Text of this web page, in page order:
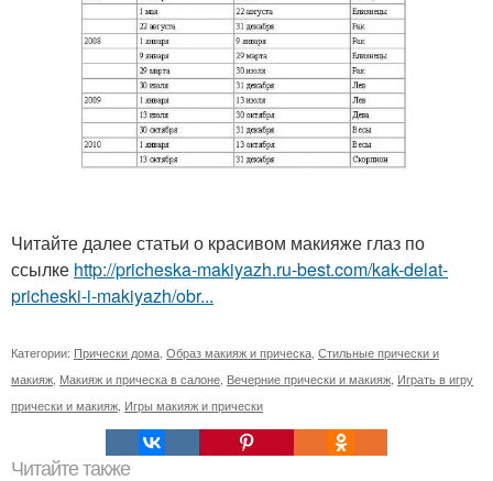
Читайте далее статьи о красивом макияже глаз по
ссылке http://pricheska-makiyazh.ru-best.com/kak-delat-
pricheski-i-makiyazh/obr...
Категории: Прически дома Образ макияж и прическа Стильные прически и
макияж Макияж и прическа в салоне Вечерние прически и макияж Играть в игру
прически и макияж Игры макияж и прически
Читайте также